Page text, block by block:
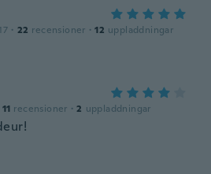
· 22 recensioner · 12 uppladdningar
11 recensioner · 2 uppladdningar